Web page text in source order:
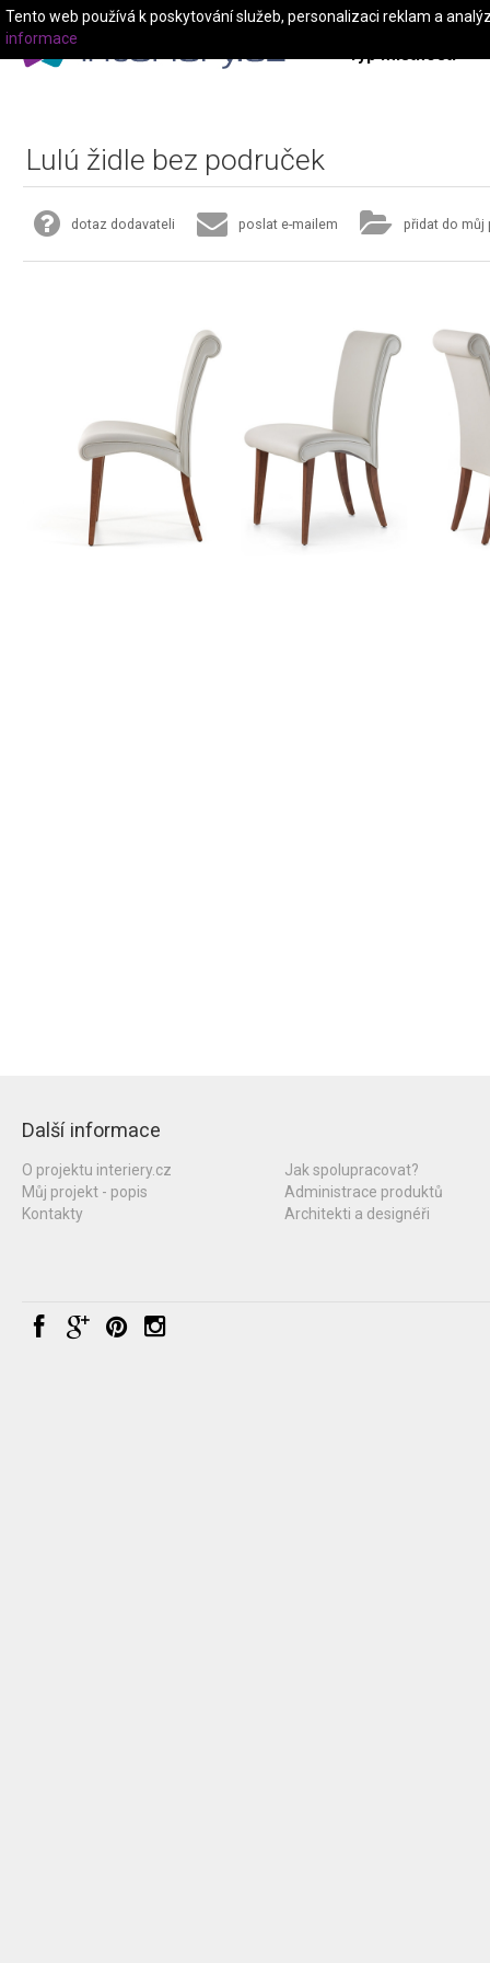
Typ místnosti
Lulú židle bez područek
dotaz dodavateli poslat e-mailem přidat do můj
Další informace
O projektu interiery.cz
Můj projekt - popis
Kontakty
Jak spolupracovat?
Administrace produktů
Architekti a designéři
Tento web používá k poskytování služeb, personalizaci reklam a
informace